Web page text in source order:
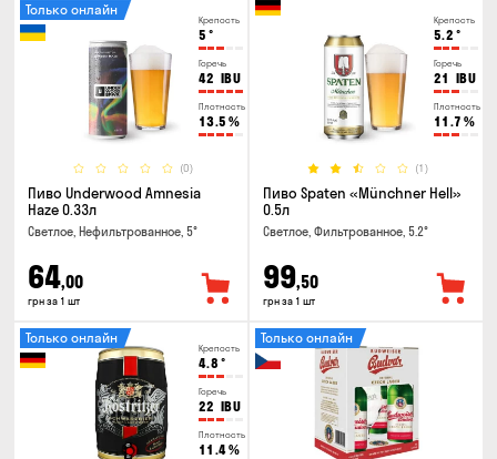
Крепость
5 °
Горечь
42 IBU
Плотность
13.5 %
(0)
Только онлайн
Пиво Underwood Amnesia
Haze 0.33л
Светлое, Нефильтрованное, 5°
64,00
грн за 1 шт
Крепость
5.2 °
Горечь
21 IBU
Плотность
11.7 %
(1)
Пиво Spaten «Münchner Hell»
0.5л
Светлое, Фильтрованное, 5.2°
99,50
грн за 1 шт
Крепость
4.8 °
Горечь
22 IBU
Плотность
11.4%
Только онлайн Только онлайн